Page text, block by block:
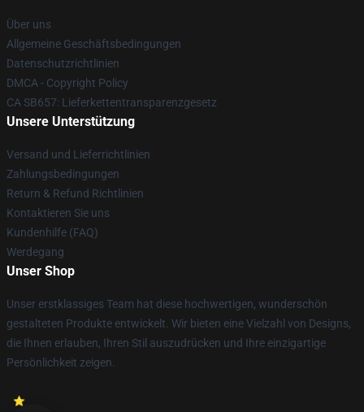
Über uns
Allgemeine Geschäftsbedingungen
Datenschutzrichtlinien
DMCA - Copyright Policy
CA SB657: Lieferkettentransparenzgesetz
Unsere Unterstützung
Versand und Lieferrichtlinien
Zahlungsbedingungen
Return & Refund Richtlinien
Kontaktieren Sie uns
Kundenhilfe (FAQ)
Werdegang
Unser Shop
Unser erstklassiges Team hat diese hochwertigen, wunderschön
gestalteten Produkte entwickelt. Wir bieten eine Vielzahl von Designs,
die Ihnen erlauben, Ihren Stil auszudrücken und Ihre einzigartige
Persönlichkeit zeigen.